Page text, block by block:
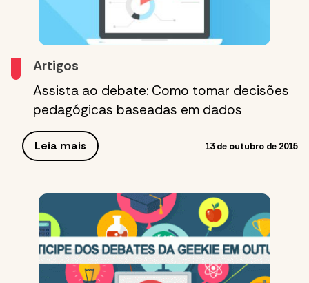
Artigos
Assista ao debate: Como tomar decisões
pedagógicas baseadas em dados
Leia mais 13 de outubro de 2015